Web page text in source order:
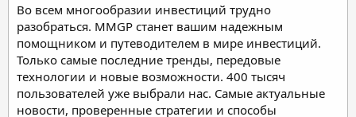
Во всем многообразии инвестиций трудно
разобраться. MMGP станет вашим надежным
помощником и путеводителем в мире инвестиций.
Только самые последние тренды, передовые
технологии и новые возможности. 400 тысяч
пользователей уже выбрали нас. Самые актуальные
новости, проверенные стратегии и способы